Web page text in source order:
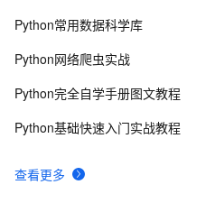
取二维码里的链接
10python 模块初始
查看更多
Python常用数据科学库
Python网络爬虫实战
Python完全自学手册图文教程
Python基础快速入门实战教程